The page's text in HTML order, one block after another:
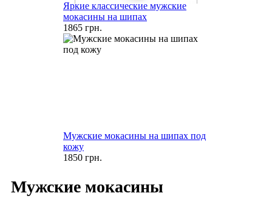
Яркие классические мужские
мокасины на шипах
1865 грн.
Мужские мокасины на шипах под
кожу
1850 грн.
Мужские мокасины